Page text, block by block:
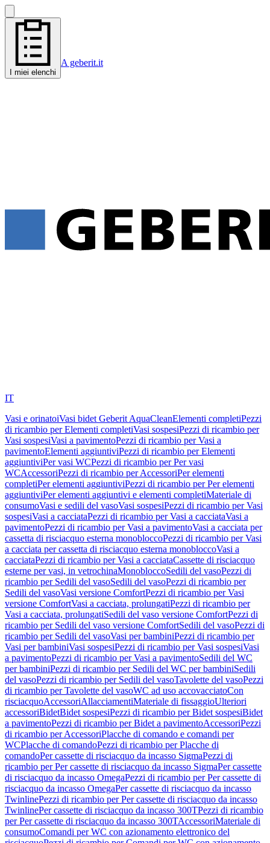
I miei elenchi
A geberit.it
IT
Vasi e orinatoiVasi bidet Geberit AquaCleanElementi completiPezzi
di ricambio per Elementi completiVasi sospesiPezzi di ricambio per
Vasi sospesiVasi a pavimentoPezzi di ricambio per Vasi a
pavimentoElementi aggiuntiviPezzi di ricambio per Elementi
aggiuntiviPer vasi WCPezzi di ricambio per Per vasi
WCAccessoriPezzi di ricambio per AccessoriPer elementi
completiPer elementi aggiuntiviPezzi di ricambio per Per elementi
aggiuntiviPer elementi aggiuntivi e elementi completiMateriale di
consumoVasi e sedili del vasoVasi sospesiPezzi di ricambio per Vasi
sospesiVasi a cacciataPezzi di ricambio per Vasi a cacciataVasi a
pavimentoPezzi di ricambio per Vasi a pavimentoVasi a cacciata per
cassetta di risciacquo esterna monobloccoPezzi di ricambio per Vasi
a cacciata per cassetta di risciacquo esterna monobloccoVasi a
cacciataPezzi di ricambio per Vasi a cacciataCassette di risciacquo
esterne per vasi, in vetrochinaMonobloccoSedili del vasoPezzi di
ricambio per Sedili del vasoSedili del vasoPezzi di ricambio per
Sedili del vasoVasi versione ComfortPezzi di ricambio per Vasi
versione ComfortVasi a cacciata, prolungatiPezzi di ricambio per
Vasi a cacciata, prolungatiSedili del vaso versione ComfortPezzi di
ricambio per Sedili del vaso versione ComfortSedili del vasoPezzi di
ricambio per Sedili del vasoVasi per bambiniPezzi di ricambio per
Vasi per bambiniVasi sospesiPezzi di ricambio per Vasi sospesiVasi
a pavimentoPezzi di ricambio per Vasi a pavimentoSedili del WC
per bambiniPezzi di ricambio per Sedili del WC per bambiniSedili
del vasoPezzi di ricambio per Sedili del vasoTavolette del vasoPezzi
di ricambio per Tavolette del vasoWC ad uso accovacciatoCon
risciacquoAccessoriAllacciamentiMateriale di fissaggioUlteriori
accessoriBidetBidet sospesiPezzi di ricambio per Bidet sospesiBidet
a pavimentoPezzi di ricambio per Bidet a pavimentoAccessoriPezzi
di ricambio per AccessoriPlacche di comando e comandi per
WCPlacche di comandoPezzi di ricambio per Placche di
comandoPer cassette di risciacquo da incasso SigmaPezzi di
ricambio per Per cassette di risciacquo da incasso SigmaPer cassette
di risciacquo da incasso OmegaPezzi di ricambio per Per cassette di
risciacquo da incasso OmegaPer cassette di risciacquo da incasso
TwinlinePezzi di ricambio per Per cassette di risciacquo da incasso
TwinlinePer cassette di risciacquo da incasso 300TPezzi di ricambio
per Per cassette di risciacquo da incasso 300TAccessoriMateriale di
consumoComandi per WC con azionamento elettronico del